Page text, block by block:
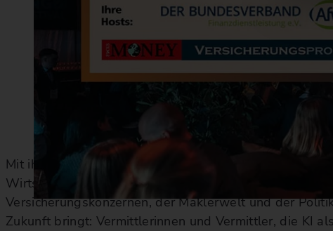
Mit ihrer Expertise auf der „Insurance goes KI“-Bühne
Wirtschaftsinstituten, Verbänden, Aufsichtsbehörden
Versicherungskonzernen, der Maklerwelt und der
Zukunft bringt: Vermittlerinnen und Vermittler, die KI